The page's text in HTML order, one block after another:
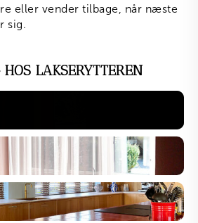
eller vender tilbage, når næste
sig.
LAKSERYTTEREN